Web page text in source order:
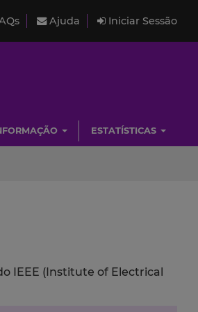
Ajuda Iniciar Sessão
ESTATÍSTICAS
IEEE (Institute of Electrical